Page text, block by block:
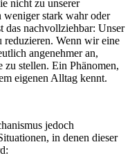
nicht zu unserer
weniger stark wahr oder
das nachvollziehbar: Unser
Wenn wir eine
angenehmer an,
zu stellen. Ein Phänomen,
eigenen Alltag kennt.
jedoch
in denen dieser